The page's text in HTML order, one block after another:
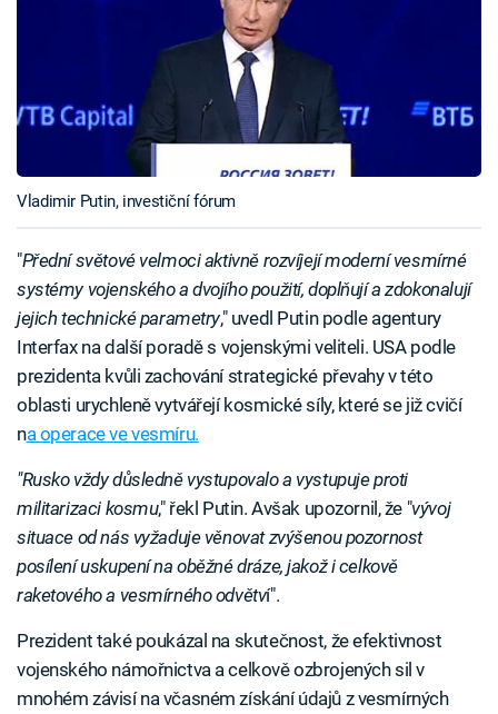
Vladimir Putin, investiční fórum
"Přední světové velmoci aktivně rozvíjejí moderní vesmírné
systémy vojenského a dvojího použití, doplňují a zdokonalují
jejich technické parametry," uvedl Putin podle agentury
Interfax na další poradě s vojenskými veliteli. USA podle
prezidenta kvůli zachování strategické převahy v této
oblasti urychleně vytvářejí kosmické síly, které se již cvičí
na operace ve vesmíru.
"Rusko vždy důsledně vystupovalo a vystupuje proti
militarizaci kosmu," řekl Putin. Avšak upozornil, že "vývoj
situace od nás vyžaduje věnovat zvýšenou pozornost
posílení uskupení na oběžné dráze, jakož i celkově
raketového a vesmírného odvětví".
Prezident také poukázal na skutečnost, že efektivnost
vojenského námořnictva a celkově ozbrojených sil v
mnohém závisí na včasném získání údajů z vesmírných